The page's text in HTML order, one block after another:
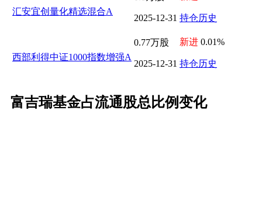
汇安宜创量化精选混合A
2025-12-31 持仓历史
西部利得中证1000指数增强A
0.77万股
2025-12-31
新进 0.01%
持仓历史
富吉瑞基金占流通股总比例变化